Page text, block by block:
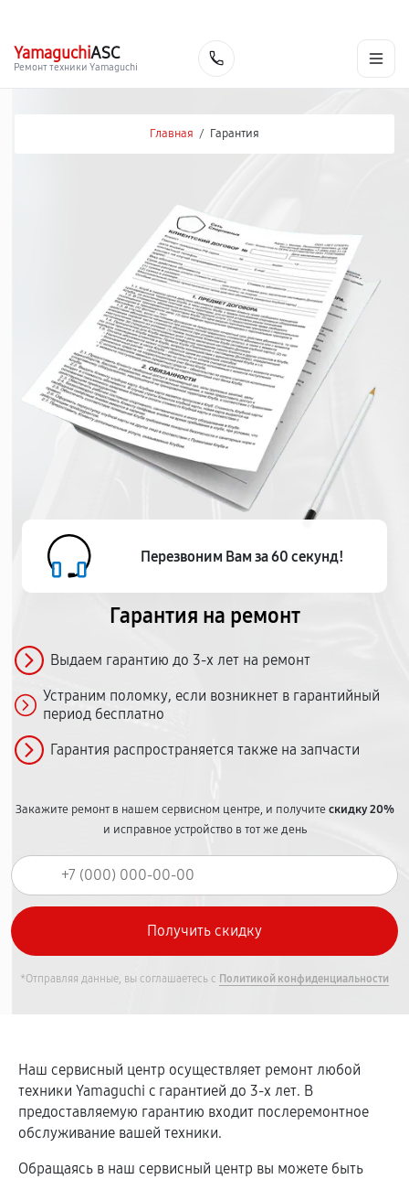
YamaguchiASC
Ремонт техники Yamaguchi
Главная / Гарантия
Гарантия на ремонт
Выдаем гарантию до 3-х лет на ремонт
Устраним поломку, если возникнет в гарантийный
период бесплатно
Гарантия распространяется также на запчасти
Закажите ремонт в нашем сервисном центре, и получитескидку 20%
и исправное устройство в тот же день
*Отправляя данные, вы соглашаетесь с Политикой конфиденциальности
Перезвоним Вам за 60 секунд!
Наш сервисный центр осуществляет ремонт любой
техники Yamaguchi c гарантией до 3-х лет. В
предоставляемую гарантию входит послеремонтное
обслуживание вашей техники.
Обращаясь в наш сервисный центр вы можете быть